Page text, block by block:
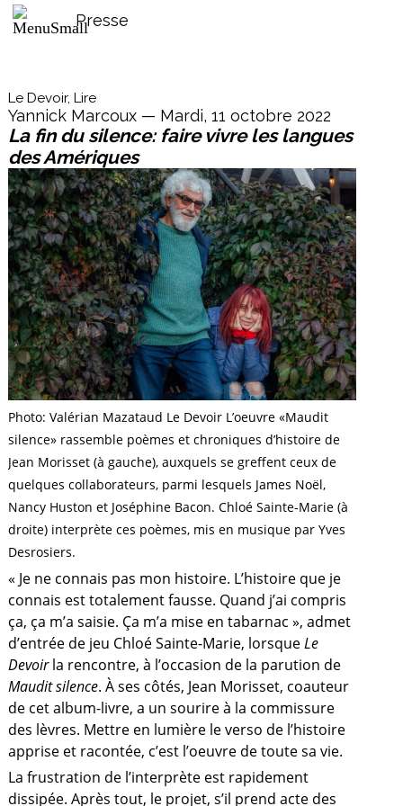
Le Devoir, Lire
Yannick Marcoux — Mardi, 11 octobre 2022
La fin du silence: faire vivre les langues
des Amériques
Photo: Valérian Mazataud Le Devoir L’oeuvre «Maudit
silence» rassemble poèmes et chroniques d’histoire de
Jean Morisset (à gauche), auxquels se greffent ceux de
quelques collaborateurs, parmi lesquels James Noël,
Nancy Huston et Joséphine Bacon. Chloé Sainte-Marie (à
droite) interprète ces poèmes, mis en musique par Yves
Desrosiers.
« Je ne connais pas mon histoire. L’histoire que je
connais est totalement fausse. Quand j’ai compris
ça, ça m’a saisie. Ça m’a mise en tabarnac », admet
d’entrée de jeu Chloé Sainte-Marie, lorsqueLe
Devoirla rencontre, à l’occasion de la parution de
Maudit silence. À ses côtés, Jean Morisset, coauteur
de cet album-livre, a un sourire à la commissure
des lèvres. Mettre en lumière le verso de l’histoire
apprise et racontée, c’est l’oeuvre de toute sa vie.
La frustration de l’interprète est rapidement
dissipée. Après tout, le projet, s’il prend acte des
Presse